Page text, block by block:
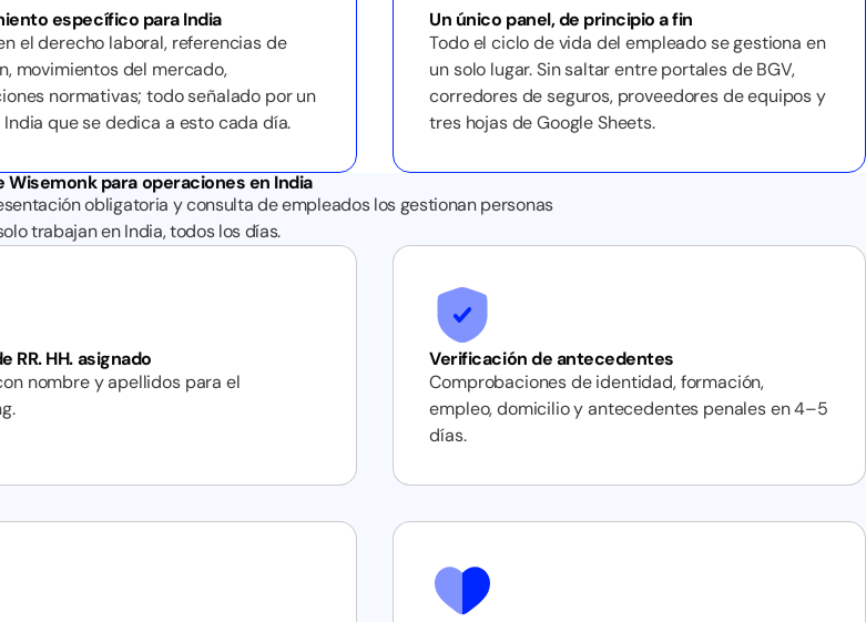
específico para India
el derecho laboral, referencias de
movimientos del mercado,
normativas; todo señalado por un
que se dedica a esto cada día.
Un único panel, de principio a fin
Todo el ciclo de vida del empleado se gestiona en
un solo lugar. Sin saltar entre portales de BGV,
corredores de seguros, proveedores de equipos y
tres hojas de Google Sheets.
Wisemonk para operaciones en India
obligatoria y consulta de empleados los gestionan personas
trabajan en India, todos los días.
RR. HH. asignado
nombre y apellidos para el
Verificación de antecedentes
Comprobaciones de identidad, formación,
empleo, domicilio y antecedentes penales en 4–5
días.